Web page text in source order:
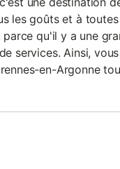
les goûts et à
parce qu'il y a une
services. Ainsi,
en-Argonne